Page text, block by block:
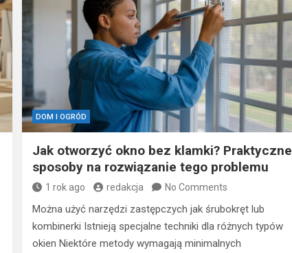
DOM I OGRÓD
Jak otworzyć okno bez klamki? Praktyczne
sposoby na rozwiązanie tego problemu
1 rok ago redakcja No Comments
Można użyć narzędzi zastępczych jak śrubokręt lub
kombinerki Istnieją specjalne techniki dla różnych typów
okien Niektóre metody wymagają minimalnych